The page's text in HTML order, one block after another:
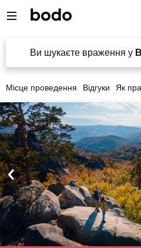
Ви шукаєте враження у
Місце проведення Відгуки Як